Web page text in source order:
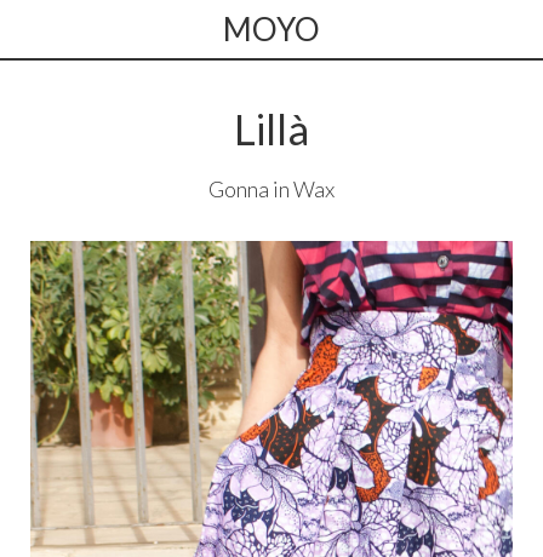
MOYO
Lillà
Gonna in Wax